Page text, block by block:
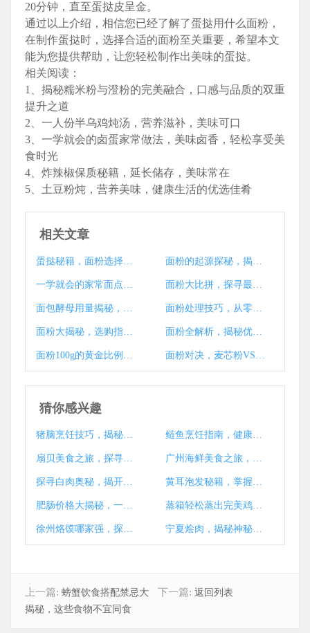
20分钟，直至蛋挞皮呈金。
通过以上介绍，相信您已经了解了蛋挞用什么面粉，
在制作蛋挞时，选择合适的面粉至关重要，希望本文
能为您提供帮助，让您轻松制作出美味的蛋挞。
相关阅读：
1、揭秘糯米粉与澄粉的完美融合，口感与品质的双重
提升之道
2、一人份半乌鸡炖汤，营养滋补，美味可口
3、一学就会的卤蛋家常做法，美味卤香，轻松享受美
食时光
4、炸辣椒保质秘籍，延长储存，美味常在
5、土豆粉炖，营养美味，健康生活的优选佳肴
相关文章
蛋挞秘籍，面粉选择全攻略，打造最佳口感蛋挞 面粉的起源探秘，揭秘面粉最早出现的神秘之地
一学就会的家常面点秘籍，面粉巧用，美味不等待 面粉大比拼，探寻最佳美食之旅中的面粉之选
面包酵母用量揭秘，三斤面粉如何精准配比？ 面粉处理技巧，从零基础到精通的面点制作秘籍
面粉大揭秘，选购指南助你找到最佳面粉 面粉全解析，揭秘优质面粉的选择与优劣对比
面粉100g的黄金比例，揭秘烹饪中的分量智慧 面粉对决，麦芯粉VS高筋粉，谁是面粉界胜者？
猜你感兴趣
猪脑烹饪技巧，揭秘猪脑烹饪时长秘诀 鲢鱼烹饪指南，健康美味，煮熟时间揭秘
扇贝美食之旅，探寻扇贝的多样美味去处 广州海鲜美食之旅，发现美食之都的海鲜宝藏
探寻白肉奥秘，揭开肉类分类之谜 黄耳泡发秘籍，掌握黄金泡发时间，美食升级美味加倍
肥肠价格大揭秘，一探究竟肥肠行情 蒸箱轻松蒸出完美鸡蛋，掌握最佳时间秘诀
徐州烙馍哪家强，探寻美味之谜揭晓！ 宁夏烩肉，揭秘神秘肉品背后的风味传奇
上一篇: 螃蟹饮食搭配禁忌大
揭秘，这些食物不宜同食
下一篇: 返回列表